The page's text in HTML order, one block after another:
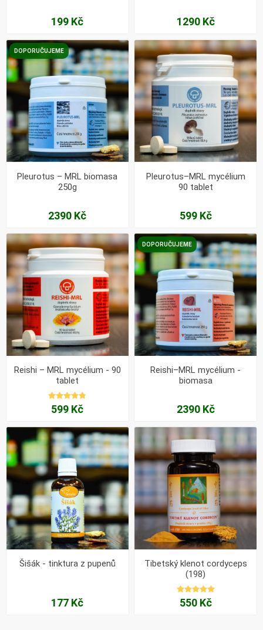
199 Kč 1290 Kč
DOPORUČUJEME
Pleurotus – MRL biomasa
250g
2390 Kč
Pleurotus–MRL mycélium
90 tablet
599 Kč
Reishi – MRL mycélium - 90
tablet
599 Kč
DOPORUČUJEME
Reishi–MRL mycélium -
biomasa
2390 Kč
Šišák - tinktura z pupenů
177 Kč
Tibetský klenot cordyceps
(198)
550 Kč